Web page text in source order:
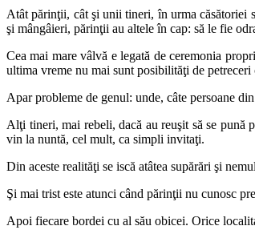
Atât părinţii, cât şi unii tineri, în urma căsătoriei
şi mângâieri, părinţii au altele în cap: să le fie
Cea mai mare vâlvă e legată de ceremonia
ultima vreme nu mai sunt posibilităţi de petreceri
Apar probleme de genul: unde, câte persoane
Alţi tineri, mai rebeli, dacă au reuşit să se pună
vin la nuntă, cel mult, ca simpli invitaţi.
Din aceste realităţi se iscă atâtea supărări şi
Şi mai trist este atunci când părinţii nu cunosc
Apoi fiecare bordei cu al său obicei. Orice